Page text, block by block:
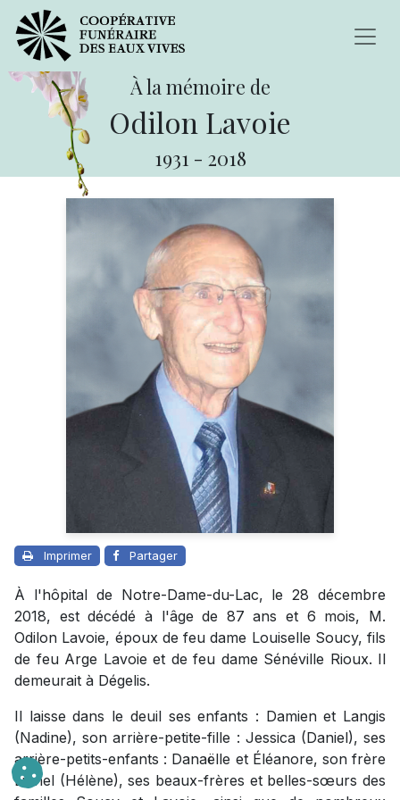
À la mémoire de
Odilon Lavoie
1931 - 2018
Imprimer Partager
À l'hôpital de Notre-Dame-du-Lac, le 28 décembre
2018, est décédé à l'âge de 87 ans et 6 mois, M.
Odilon Lavoie, époux de feu dame Louiselle Soucy, fils
de feu Arge Lavoie et de feu dame Sénéville Rioux. Il
demeurait à Dégelis.
Il laisse dans le deuil ses enfants : Damien et Langis
(Nadine), son arrière-petite-fille : Jessica (Daniel), ses
arrière-petits-enfants : Danaëlle et Éléanore, son frère
Lionel (Hélène), ses beaux-frères et belles-sœurs des